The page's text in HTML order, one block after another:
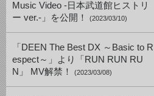
Music Video -日本武道館ヒストリ
ー ver.-」を公開！
(2023/03/10)
「DEEN The Best DX ～Basic to R
espect～」より「RUN RUN RU
N」 MV解禁！
(2023/03/08)